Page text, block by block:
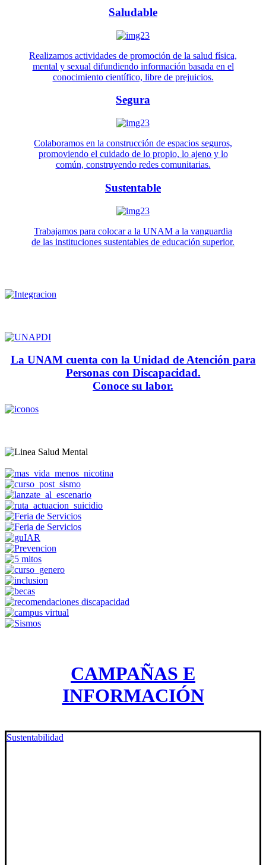
Saludable
Realizamos actividades de promoción de la salud física,
mental y sexual difundiendo información basada en el
conocimiento científico, libre de prejuicios.
Segura
Colaboramos en la construcción de espacios seguros,
promoviendo el cuidado de lo propio, lo ajeno y lo
común, construyendo redes comunitarias.
Sustentable
Trabajamos para colocar a la UNAM a la vanguardia
de las instituciones sustentables de educación superior.
La UNAM cuenta con la Unidad de Atención para
Personas con Discapacidad.
Conoce su labor.
CAMPAÑAS E
INFORMACIÓN
Sustentabilidad